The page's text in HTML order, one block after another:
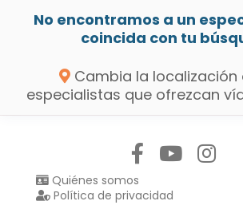
No encontramos a un
coincida con tu
Cambia la localización
especialistas que ofrezcan
Quiénes somos
Política de privacidad